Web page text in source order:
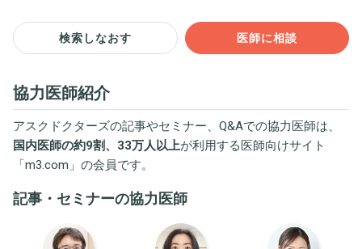
検索しなおす 医師に相談
協力医師紹介
アスクドクターズの記事やセミナー、Q&Aでの協力医師は、
国内医師の約9割、33万人以上が利用する医師向けサイト
「m3.com 」の会員です。
記事・セミナーの協力医師